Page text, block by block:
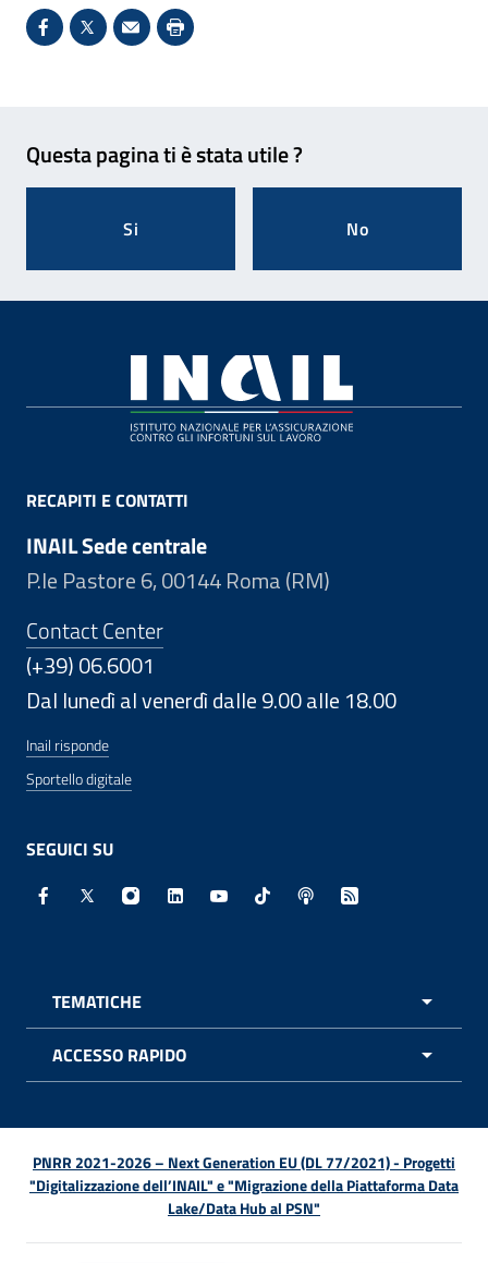
Condividi su Facebook - Sito esterno - Apertura in
X - Sito esterno - Apertura in nuova finestra
Invio Mail: apre il programma di posta
Stampa pagina: scelta meno
Questa pagina ti è stata utile ?
Si No
RECAPITI E CONTATTI
INAIL Sede centrale
P.le Pastore 6, 00144 Roma (RM)
Contact Center
(+39) 06.6001
Dal lunedì al venerdì dalle 9.00 alle 18.00
Inail risponde
Sportello digitale
SEGUICI SU
Facebook - Sito esterno - Apertura in nuova finestra
X - Sito esterno - Apertura in nuova finestra
Instagram - Sito esterno - Apertura in
Linkedin - Sito esterno - Apertura in
Youtube - Sito esterno -
TikTok - Sito esterno -
Spreaker - Sito
Feed RSS -
TEMATICHE
ACCESSO RAPIDO
PNRR 2021-2026 – Next Generation EU (DL 77/2021) - Progetti
"Digitalizzazione dell’INAIL" e "Migrazione della Piattaforma Data
Lake/Data Hub al PSN"